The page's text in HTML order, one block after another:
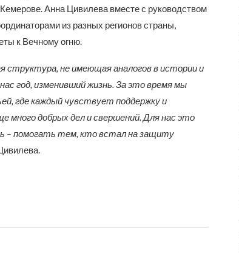
Анна Цивилева вместе с руководством
из разных регионов страны,
к Вечному огню.
структура, не имеющая аналогов в истории и
год, изменивший жизнь. За это время мы
где каждый чувствует поддержку и
много добрых дел и свершений. Для нас это
– помогать тем, кто встал на защиту